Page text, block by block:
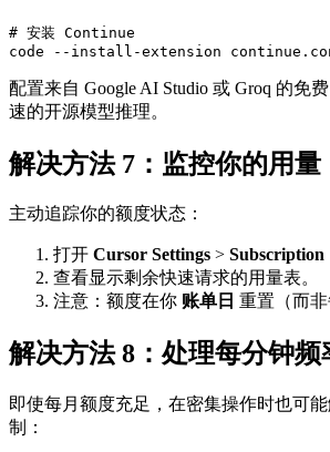
# 安装 Continue
配置来自 Google AI Studio 或 Groq 的免
速的开源模型推理。
解决方法 7：监控你的用量
主动追踪你的额度状态：
打开 Cursor Settings > Subscription
查看显示剩余快速请求的用量表。
注意：额度在你 账单日 重置（而非
解决方法 8：处理每分钟频
即使每月额度充足，在密集操作时也可
制：